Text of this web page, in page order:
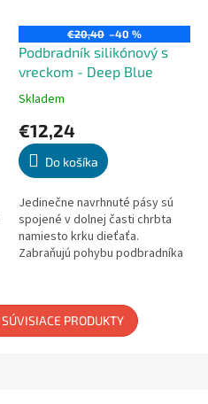
€20,40 –40 %
Podbradník silikónový s
vreckom - Deep Blue
Priemerné
produktu
je
5,0
5
hviezdičiek.
Skladem
€12,24
Do košíka
Jedinečne navrhnuté pásy sú
spojené v dolnej časti chrbta
namiesto krku dieťaťa.
Zabraňujú pohybu podbradníka
PRODUKTY